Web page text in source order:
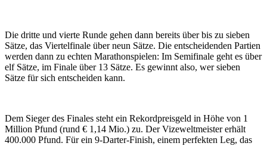
Die dritte und vierte Runde gehen dann bereits über bis zu sieben
Sätze, das Viertelfinale über neun Sätze. Die entscheidenden Partien
werden dann zu echten Marathonspielen: Im Semifinale geht es über
elf Sätze, im Finale über 13 Sätze. Es gewinnt also, wer sieben
Sätze für sich entscheiden kann.
Dem Sieger des Finales steht ein Rekordpreisgeld in Höhe von 1
Million Pfund (rund € 1,14 Mio.) zu. Der Vizeweltmeister erhält
400.000 Pfund. Für ein 9-Darter-Finish, einem perfekten Leg, das